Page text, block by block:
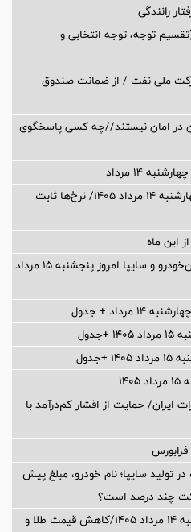
رانندگی
توجه، توجه انتخابی و
ملی نفت / از ضمانت صندوق
در امان نیستند//چه کسی پاسخگوی
۱۴ مرداد
قیمت دلار در بازار آزاد امروز چهارشنبه ۱۴ مرداد ۱۴۰۵/ نرخ‌ها ثابت
این ماه
تغییر تند قیمت محصولات ایران‌خودرو و سایپا امروز پنجشنبه ۱۵ مرداد
+ جدول
صادرات ایران/ حمایت از اقشار کم‌درآمد با
سایپا؛ نام خودرو، مبلغ پیش
چند درصد است؟
قیمت طلا و سکه امروز چهارشنبه ۱۴ مرداد ۱۴۰۵/کاهش قیمت طلا و